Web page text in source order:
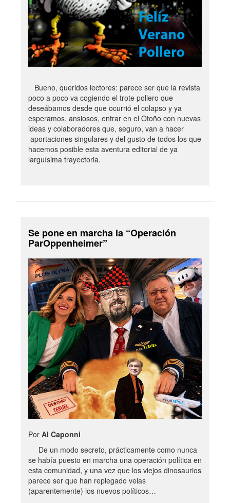
Bueno, queridos lectores: parece ser que la revista
poco a poco va cogiendo el trote pollero que
deseábamos desde que ocurrió el colapso y ya
esperamos, ansiosos, entrar en el Otoño con nuevas
ideas y colaboradores que, seguro, van a hacer
aportaciones singulares y del gusto de todos los que
hacemos posible esta aventura editorial de ya
larguísima trayectoria.
Se pone en marcha la “Operación
ParOppenheimer”
Por Al Caponni
De un modo secreto, prácticamente como nunca
se había puesto en marcha una operación política en
esta comunidad, y una vez que los viejos dinosaurios
parece ser que han replegado velas
(aparentemente) los nuevos políticos…